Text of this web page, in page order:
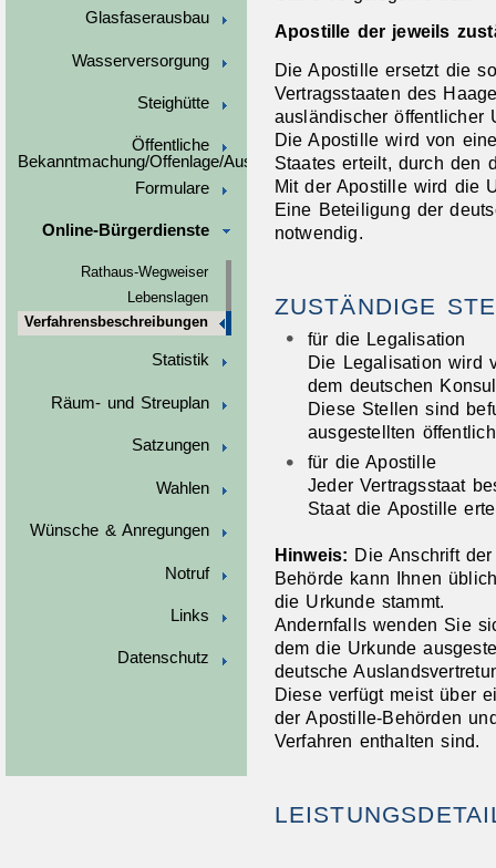
Glasfaserausbau
Wasserversorgung
Steighütte
Öffentliche
Bekanntmachung/Offenlage/Ausschreibungen
Formulare
Online-Bürgerdienste
Rathaus-Wegweiser
Lebenslagen
Verfahrensbeschreibungen
Statistik
Räum- und Streuplan
Satzungen
Wahlen
Wünsche & Anregungen
Notruf
Links
Datenschutz
Apostille der jeweils
Die Apostille ersetzt die
Vertragsstaaten des
ausländischer öffentlicher
Die Apostille wird von
Staates erteilt, durch den
Mit der Apostille wird die
Eine Beteiligung der
notwendig.
ZUSTÄNDIGE
für die Legalisation
Die Legalisation wird
dem deutschen
Diese Stellen sind
ausgestellten
für die Apostille
Jeder Vertragsstaat
Staat die Apostille
Hinweis: Die Anschrift
Behörde kann Ihnen
die Urkunde stammt.
Andernfalls wenden Sie
dem die Urkunde
deutsche
Diese verfügt meist über
der Apostille-Behörden
Verfahren enthalten sind.